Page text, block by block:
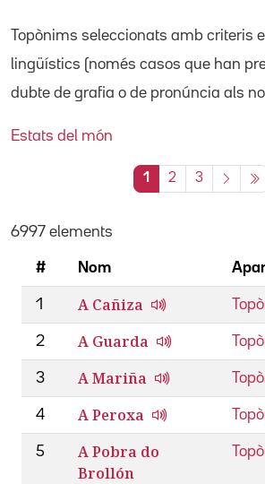
Topònims seleccionats amb criteris
lingüístics (només casos que han
dubte de grafia o de pronúncia als
Estats del món
1 2 3
6997 elements
# Nom
1 A Cañiza
2 A Guarda
3 A Mariña
4 A Peroxa
5
A Pobra do
Brollón